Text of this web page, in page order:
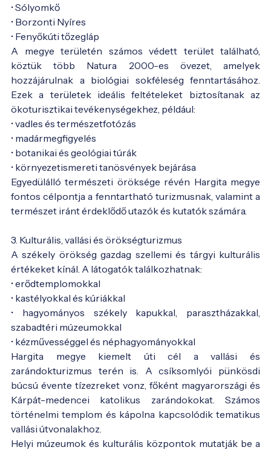
• Sólyomkő
• Borzonti Nyíres
• Fenyőkúti tőzegláp
A megye területén számos védett terület található,
köztük több Natura 2000-es övezet, amelyek
hozzájárulnak a biológiai sokféleség fenntartásához.
Ezek a területek ideális feltételeket biztosítanak az
ökoturisztikai tevékenységekhez, például:
• vadles és természetfotózás
• madármegfigyelés
• botanikai és geológiai túrák
• környezetismereti tanösvények bejárása
Egyedülálló természeti öröksége révén Hargita megye
fontos célpontja a fenntartható turizmusnak, valamint a
természet iránt érdeklődő utazók és kutatók számára.
3. Kulturális, vallási és örökségturizmus
A székely örökség gazdag szellemi és tárgyi kulturális
értékeket kínál. A látogatók találkozhatnak:
• erődtemplomokkal
• kastélyokkal és kúriákkal
• hagyományos székely kapukkal, parasztházakkal,
szabadtéri múzeumokkal
• kézművességgel és néphagyományokkal
Hargita megye kiemelt úti cél a vallási és
zarándokturizmus terén is. A csíksomlyói pünkösdi
búcsú évente tízezreket vonz, főként magyarországi és
Kárpát-medencei katolikus zarándokokat. Számos
történelmi templom és kápolna kapcsolódik tematikus
vallási útvonalakhoz.
Helyi múzeumok és kulturális központok mutatják be a